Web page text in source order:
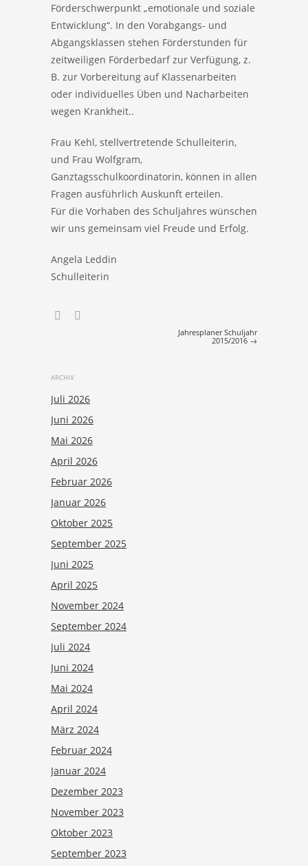
Förderschwerpunkt „emotionale und soziale
Entwicklung“. In den Vorabgangs- und
Abgangsklassen stehen Förderstunden für
zeitweiligen Förderbedarf zur Verfügung, z.
B. zur Vorbereitung auf Klassenarbeiten
oder individuelles Üben und Nacharbeiten
wegen Krankheit..
Frau Kehl, stellvertretende Schulleiterin,
und Frau Wolfgram,
Ganztagsschulkoordinatorin, können in allen
Fragen ausführlich Auskunft erteilen.
Für die Vorhaben des Schuljahres wünschen
wir uns gemeinsam viel Freude und Erfolg.
Angela Leddin
Schulleiterin
Post navigation
Jahresplaner Schuljahr
2015/2016 →
ARCHIV
Juli 2026
Juni 2026
Mai 2026
April 2026
Februar 2026
Januar 2026
Oktober 2025
September 2025
Juni 2025
April 2025
November 2024
September 2024
Juli 2024
Juni 2024
Mai 2024
April 2024
März 2024
Februar 2024
Januar 2024
Dezember 2023
November 2023
Oktober 2023
September 2023